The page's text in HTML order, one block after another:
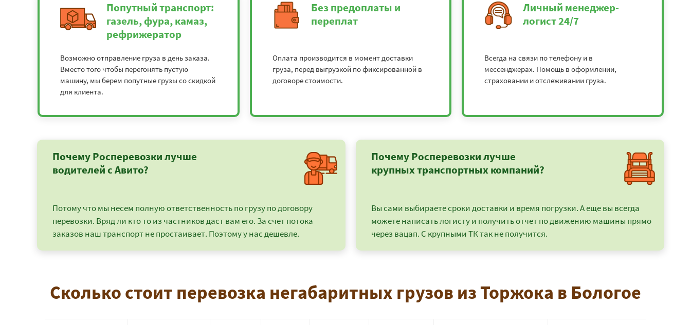
Попутный транспорт:
газель, фура, камаз,
рефрижератор
Возможно отправление груза в день заказа.
Вместо того чтобы перегонять пустую
машину, мы берем попутные грузы со скидкой
для клиента.
Без предоплаты и
переплат
Оплата производится в момент доставки
груза, перед выгрузкой по фиксированной в
договоре стоимости.
Личный менеджер-
логист 24/7
Всегда на связи по телефону и в
мессенджерах. Помощь в оформлении,
страховании и отслеживании груза.
Почему Росперевозки лучше
водителей с Авито?
Потому что мы несем полную ответственность по грузу по договору
перевозки. Вряд ли кто то из частников даст вам его. За счет потока
заказов наш транспорт не простаивает. Поэтому у нас дешевле.
Почему Росперевозки лучше
крупных транспортных компаний?
Вы сами выбираете сроки доставки и время погрузки. А еще вы всегда
можете написать логисту и получить отчет по движению машины прямо
через вацап. С крупными ТК так не получится.
Сколько стоит перевозка негабаритных грузов из Торжока в Бологое